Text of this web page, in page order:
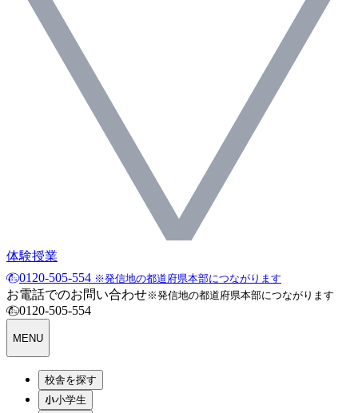
体験授業
0120-505-554 ※発信地の都道府県本部につながります
お電話でのお問い合わせ※発信地の都道府県本部につながります
0120-505-554
MENU
校舎を探す
小学生